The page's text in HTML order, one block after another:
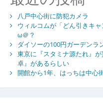
八戸中心街に防犯カメラ
ウィルコムが「どん引きキ
ω＠？
ダイソーの100円ガーデンラ
東京に『スタミナ源たれ』
卓』があるらしい
開館から1年、はっちは中心